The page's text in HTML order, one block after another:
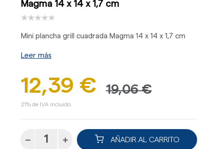
Magma 14 x 14 x 1,7 cm
Mini plancha grill cuadrada Magma 14 x 14 x 1,7 cm
Leer más
12,39 € 19,06 €
21% de IVA incluido.
AÑADIR AL CARRITO